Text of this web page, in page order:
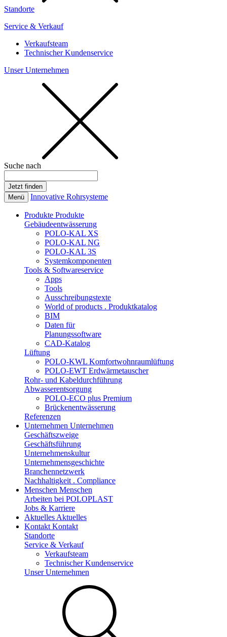
Standorte
Service & Verkauf
Verkaufsteam
Technischer Kundenservice
Unser Unternehmen
Suche nach
Menü Innovative Rohrsysteme
Produkte Produkte
Gebäudeentwässerung
POLO-KAL XS
POLO-KAL NG
POLO-KAL 3S
Systemkomponenten
Tools & Softwareservice
Apps
Tools
Ausschreibungstexte
World of products . Produktkatalog
BIM
Daten für
Planungssoftware
CAD-Katalog
Lüftung
POLO-KWL Komfortwohnraumlüftung
POLO-EWT Erdwärmetauscher
Rohr- und Kabeldurchführung
Abwasserentsorgung
POLO-ECO plus Premium
Brückenentwässerung
Referenzen
Unternehmen Unternehmen
Geschäftszweige
Geschäftsführung
Unternehmenskultur
Unternehmensgeschichte
Branchennetzwerk
Nachhaltigkeit . Compliance
Menschen Menschen
Arbeiten bei POLOPLAST
Jobs & Karriere
Aktuelles Aktuelles
Kontakt Kontakt
Standorte
Service & Verkauf
Verkaufsteam
Technischer Kundenservice
Unser Unternehmen